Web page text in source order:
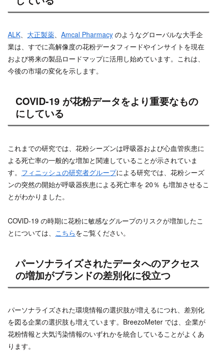
ALK、 大正製薬、 Amcal Pharmacy のようなグローバルな大手企
業は、すでに高解像度の花粉データフィードやインサイトを現在
および将来の製品ロードマップに活用し始めています。これは、
今後の市場の変化を示します。
COVID-19 が花粉データをより重要なもの
にしている
これまでの研究では、花粉シーズンは呼吸器および心血管疾患に
よる死亡率の一般的な増加と関連していることが示されていま
す。 フィニッシュの研究者グループによる研究では、花粉シーズ
ンの突然の開始が呼吸器疾患による死亡率を 20％ も増加させるこ
とがわかりました。
COVID-19 の時期に花粉に敏感なグループのリスクが増加したこ
とについては、 こちらをご覧ください。
パーソナライズされたデータへのアクセス
の増加がブランドの差別化に役立つ
パーソナライズされた環境情報の選択肢が増えるにつれ、差別化
を図る企業の選択肢も増えています。BreezoMeter では、企業が
花粉情報と大気汚染情報のいずれかを統合していることがよくあ
ります。